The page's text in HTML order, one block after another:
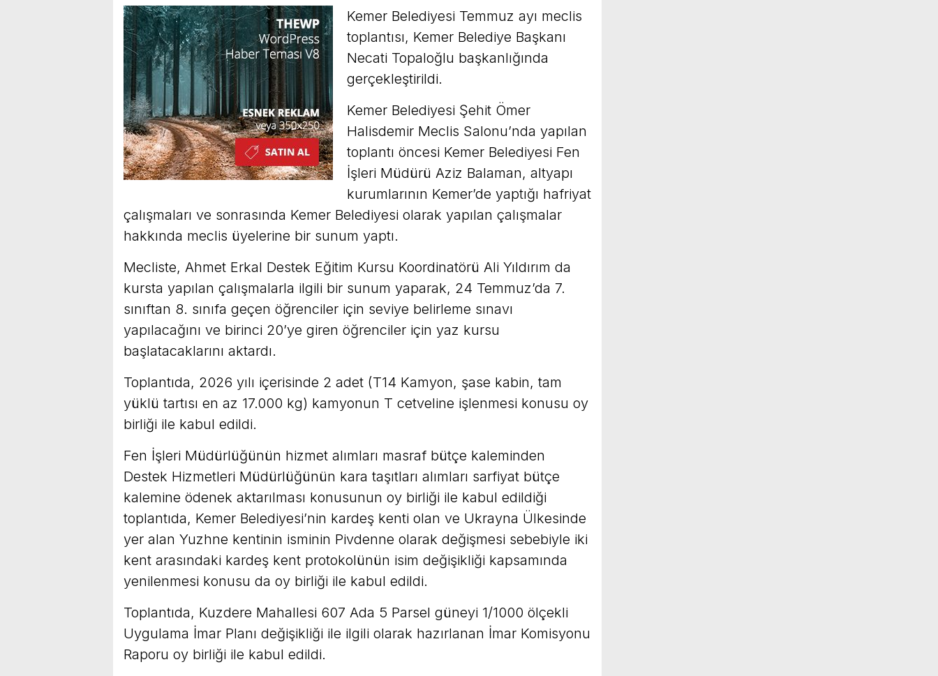
Kemer Belediyesi Temmuz ayı meclis
toplantısı, Kemer Belediye Başkanı
Necati Topaloğlu başkanlığında
gerçekleştirildi.
Kemer Belediyesi Şehit Ömer
Halisdemir Meclis Salonu’nda yapılan
toplantı öncesi Kemer Belediyesi Fen
İşleri Müdürü Aziz Balaman, altyapı
kurumlarının Kemer’de yaptığı hafriyat
çalışmaları ve sonrasında Kemer Belediyesi olarak yapılan çalışmalar
hakkında meclis üyelerine bir sunum yaptı.
Mecliste, Ahmet Erkal Destek Eğitim Kursu Koordinatörü Ali Yıldırım da
kursta yapılan çalışmalarla ilgili bir sunum yaparak, 24 Temmuz’da 7.
sınıftan 8. sınıfa geçen öğrenciler için seviye belirleme sınavı
yapılacağını ve birinci 20’ye giren öğrenciler için yaz kursu
başlatacaklarını aktardı.
Toplantıda, 2026 yılı içerisinde 2 adet (T14 Kamyon, şase kabin, tam
yüklü tartısı en az 17.000 kg) kamyonun T cetveline işlenmesi konusu oy
birliği ile kabul edildi.
Fen İşleri Müdürlüğünün hizmet alımları masraf bütçe kaleminden
Destek Hizmetleri Müdürlüğünün kara taşıtları alımları sarfiyat bütçe
kalemine ödenek aktarılması konusunun oy birliği ile kabul edildiği
toplantıda, Kemer Belediyesi’nin kardeş kenti olan ve Ukrayna Ülkesinde
yer alan Yuzhne kentinin isminin Pivdenne olarak değişmesi sebebiyle iki
kent arasındaki kardeş kent protokolünün isim değişikliği kapsamında
yenilenmesi konusu da oy birliği ile kabul edildi.
Toplantıda, Kuzdere Mahallesi 607 Ada 5 Parsel güneyi 1/1000 ölçekli
Uygulama İmar Planı değişikliği ile ilgili olarak hazırlanan İmar Komisyonu
Raporu oy birliği ile kabul edildi.